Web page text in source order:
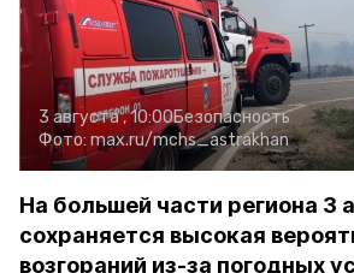
3 августа , 10:00Безопасность
Фото: max.ru/mchs_astrakhan
На большей части региона 3
сохраняется высокая
возгораний из-за погодных